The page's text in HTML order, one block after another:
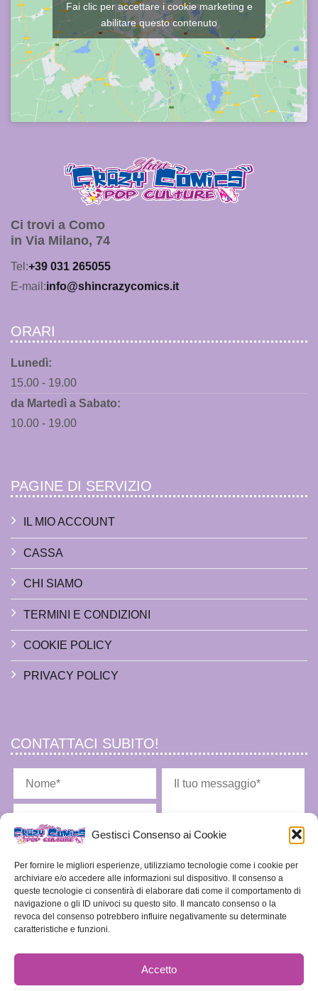
Gestisci Consenso ai Cookie
Per fornire le migliori esperienze, utilizziamo tecnologie come i cookie per
archiviare e/o accedere alle informazioni sul dispositivo. Il consenso a
queste tecnologie ci consentirà di elaborare dati come il comportamento di
navigazione o gli ID univoci su questo sito. Il mancato consenso o la
revoca del consenso potrebbero influire negativamente su determinate
caratteristiche e funzioni.
Accetto
Fai clic per accettare i cookie marketing e
abilitare questo contenuto
Ci trovi a Como
in Via Milano, 74
Tel:+39 031 265055
E-mail:info@shincrazycomics.it
ORARI
Lunedì:
15.00 - 19.00
da Martedì a Sabato:
10.00 - 19.00
PAGINE DI SERVIZIO
IL MIO ACCOUNT
CASSA
CHI SIAMO
TERMINI E CONDIZIONI
COOKIE POLICY
PRIVACY POLICY
CONTATTACI SUBITO!
Ho letto l'informativa privacy e acconsento alla memorizzazione dei miei dati nel
vostro archivio secondo quanto stabilito dal regolamento europeo per la protezione dei
dati personali n. 679/2016, GDPR.